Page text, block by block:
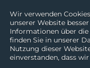
Wir verwenden
unserer Website
Informationen über
finden Sie in unserer
Nutzung dieser
einverstanden, dass